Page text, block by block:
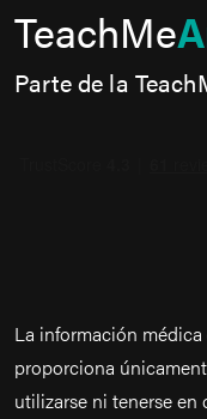
TeachMe
Parte de la
La información
proporciona
utilizarse ni tenerse